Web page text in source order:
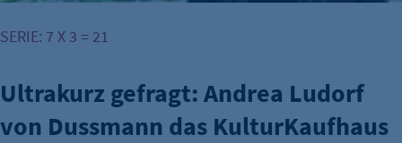
SERIE: 7 X 3 = 21
Ultrakurz gefragt: Andrea Ludorf
von Dussmann das KulturKaufhaus